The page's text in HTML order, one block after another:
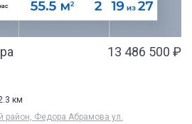
13 486 500 ₽
км
район, Федора Абрамова ул.